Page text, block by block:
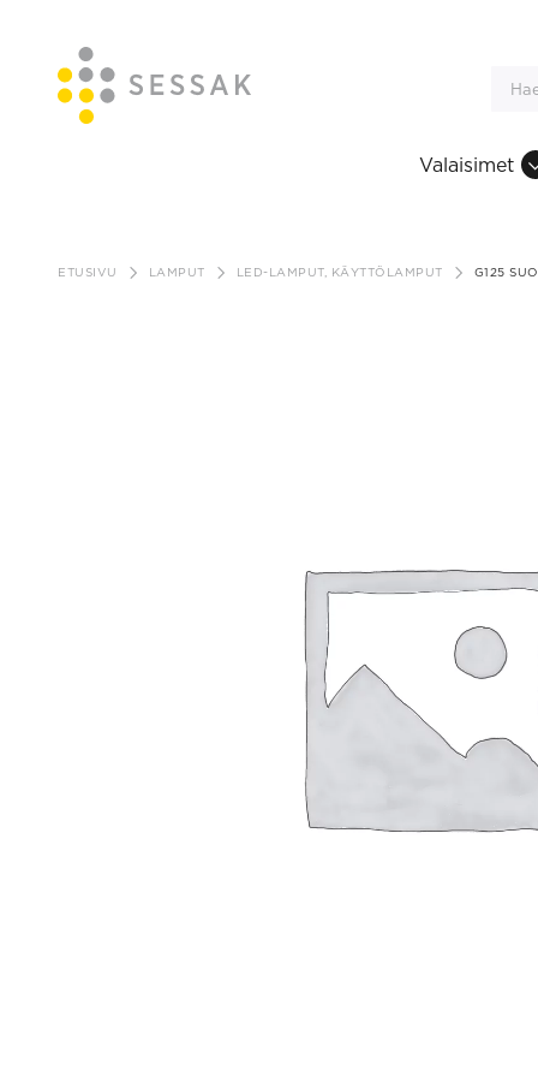
sisältöön
Valaisimet
ETUSIVU LAMPUT LED-LAMPUT, KÄYTTÖLAMPUT G125